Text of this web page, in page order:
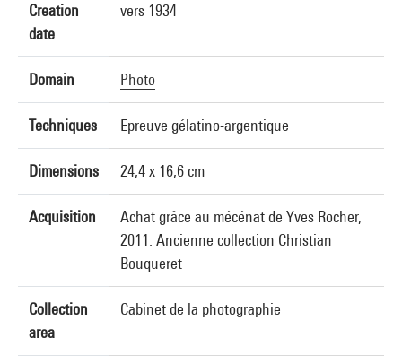
Creation
date
vers 1934
Domain Photo
Techniques Epreuve gélatino-argentique
Dimensions 24,4 x 16,6 cm
Acquisition
Achat grâce au mécénat de Yves Rocher,
2011. Ancienne collection Christian
Bouqueret
Collection
area
Cabinet de la photographie